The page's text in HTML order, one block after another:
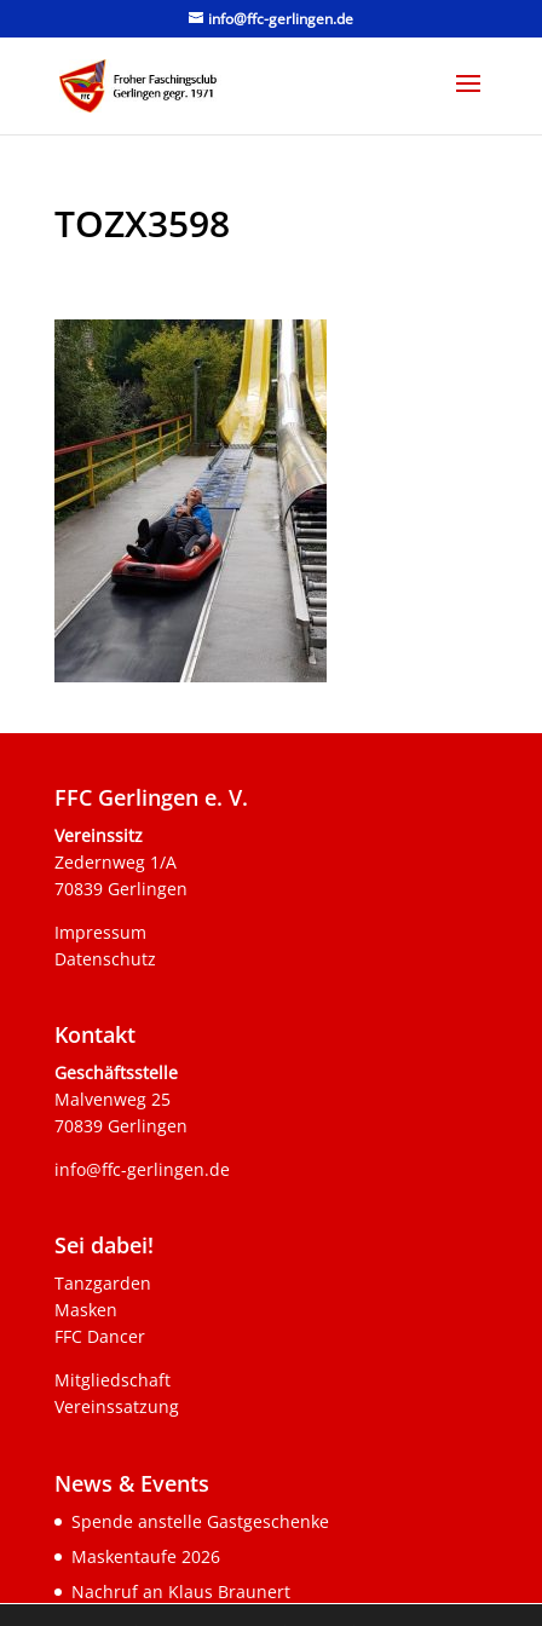
info@ffc-gerlingen.de
TOZX3598
FFC Gerlingen e. V.
Vereinssitz
Zedernweg 1/A
70839 Gerlingen
Impressum
Datenschutz
Kontakt
Geschäftsstelle
Malvenweg 25
70839 Gerlingen
info@ffc-gerlingen.de
Sei dabei!
Tanzgarden
Masken
FFC Dancer
Mitgliedschaft
Vereinssatzung
News & Events
Spende anstelle Gastgeschenke
Maskentaufe 2026
Nachruf an Klaus Braunert